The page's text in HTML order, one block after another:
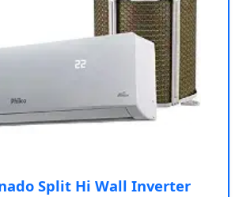
Split Hi Wall Inverter